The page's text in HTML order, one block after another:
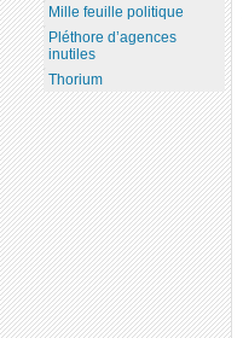
Mille feuille politique
Pléthore d’agences
inutiles
Thorium